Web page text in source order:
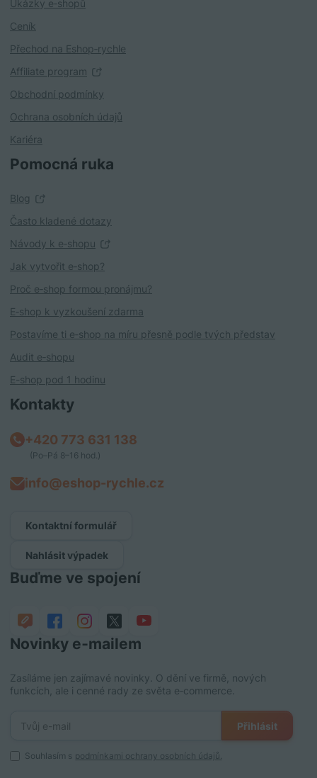
Ukázky e‑shopů
Ceník
Přechod na Eshop‑rychle
Affiliate program
Obchodní podmínky
Ochrana osobních údajů
Kariéra
Pomocná ruka
Blog
Často kladené dotazy
Návody k e‑shopu
Jak vytvořit e‑shop?
Proč e‑shop formou pronájmu?
E‑shop k vyzkoušení zdarma
Postavíme ti e‑shop na míru přesně podle tvých představ
Audit e‑shopu
E-shop pod 1 hodinu
Kontakty
+420 773 631 138
(Po–Pá 8–16 hod.)
info@eshop-rychle.cz
Kontaktní formulář
Nahlásit výpadek
Buďme ve spojení
Novinky e‑mailem
Zasíláme jen zajímavé novinky. O dění ve firmě, nových
funkcích, ale i cenné rady ze světa e‑commerce.
Přihlásit
Souhlasím s podmínkami ochrany osobních údajů.